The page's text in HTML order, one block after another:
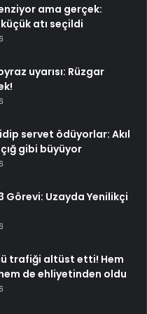
ama gerçek:
atı seçildi
uyarısı: Rüzgar
servet ödüyorlar: Akıl
gibi büyüyor
Görevi: Uzayda Yenilikçi
trafiği altüst etti! Hem
de ehliyetinden oldu